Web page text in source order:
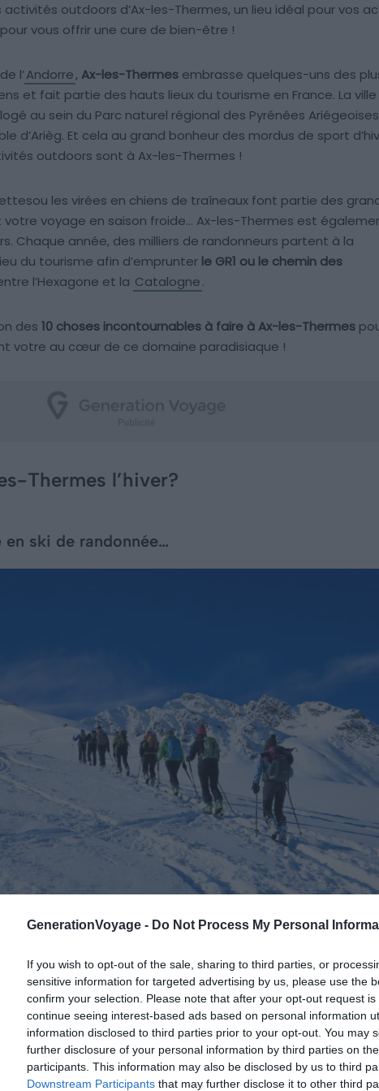
GenerationVoyage - Do Not Process My Personal
If you wish to opt-out of the sale, sharing to third parties, or
sensitive information for targeted advertising by us, please use the
confirm your selection. Please note that after your opt-out request
continue seeing interest-based ads based on personal information
information disclosed to third parties prior to your opt-out. You may
further disclosure of your personal information by third parties on
participants. This information may also be disclosed by us to third
Downstream Participants that may further disclose it to other third
activités outdoors d’Ax-les-Thermes, un lieu idéal pour vos
vous offrir une cure de bien-être !
l’Andorre, Ax-les-Thermes embrasse quelques-uns des
et fait partie des hauts lieux du tourisme en France. La
au sein du Parc naturel régional des Pyrénées
d’Arièg. Et cela au grand bonheur des mordus de sport
outdoors sont à Ax-les-Thermes !
les virées en chiens de traîneaux font partie des
votre voyage en saison froide… Ax-les-Thermes est
Chaque année, des milliers de randonneurs partent à la
du tourisme afin d’emprunter le GR1 ou le chemin des
l’Hexagone et la Catalogne.
des 10 choses incontournables à faire à Ax-les-Thermes
votre au cœur de ce domaine paradisiaque !
Thermes l’hiver?
ski de randonnée…
: de décembre à mai
les anecdotes des guides de haute montagne sur la faune